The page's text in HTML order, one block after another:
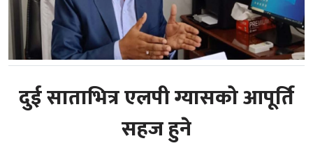
दुई साताभित्र एलपी ग्यासको आपूर्ति
सहज हुने